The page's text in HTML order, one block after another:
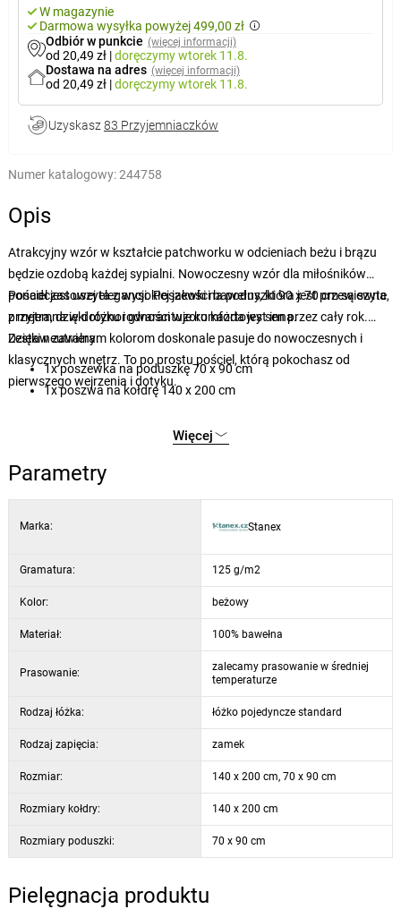
W magazynie
Darmowa wysyłka powyżej 499,00 zł
Odbiór w punkcie (więcej informacji)
od 20,49 zł |doręczymywtorek 11.8.
Dostawa na adres (więcej informacji)
od 20,49 zł |doręczymywtorek 11.8.
Uzyskasz 83 Przyjemniaczków
Numer katalogowy:244758
Opis
Atrakcyjny wzór w kształcie patchworku w odcieniach beżu i brązu
będzie ozdobą każdej sypialni. Nowoczesny wzór dla miłośników
ponadczasowej elegancji. Poszewki na poduszki 90 x 70 cm są szyte
z metra, dzięki różnorodności wzoru każda jest inna.
Pościel jest uszyta z wysokiej jakości bawełny, która jest przewiewna,
przyjemna w dotyku i gwarantuje komfortowy sen przez cały rok.
Dzięki neutralnym kolorom doskonale pasuje do nowoczesnych i
klasycznych wnętrz. To po prostu pościel, którą pokochasz od
pierwszego wejrzenia i dotyku.
Zestaw zawiera:
1x poszewka na poduszkę 70 x 90 cm
1x poszwa na kołdrę 140 x 200 cm
Więcej
Parametry
Marka: Stanex
Gramatura: 125 g/m2
Kolor: beżowy
Materiał: 100% bawełna
Prasowanie:
zalecamy prasowanie w średniej
temperaturze
Rodzaj łóżka: łóżko pojedyncze standard
Rodzaj zapięcia: zamek
Rozmiar: 140 x 200 cm, 70 x 90 cm
Rozmiary kołdry: 140 x 200 cm
Rozmiary poduszki: 70 x 90 cm
Pielęgnacja produktu